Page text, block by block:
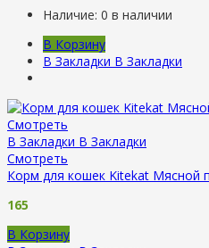
Наличие: 0 в наличии
В Корзину
В Закладки В Закладки
Смотреть
В Закладки В Закладки
Смотреть
Корм для кошек Kitekat Мясной
165
В Корзину